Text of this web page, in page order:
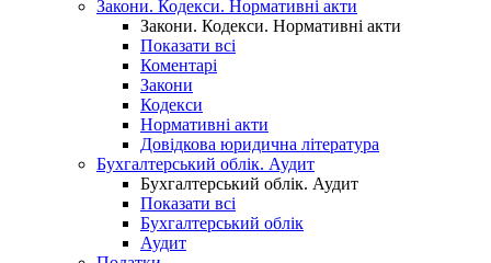
Закони. Кодекси. Нормативні акти
Закони. Кодекси. Нормативні акти
Показати всі
Коментарі
Закони
Кодекси
Нормативні акти
Довідкова юридична література
Бухгалтерський облік. Аудит
Бухгалтерський облік. Аудит
Показати всі
Бухгалтерський облік
Аудит